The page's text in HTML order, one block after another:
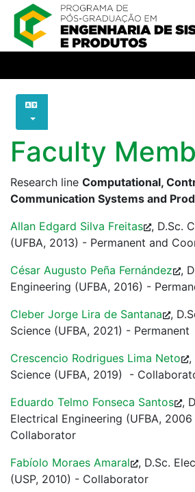
Faculty
Research line Computational,
Communication Systems and
Allan Edgard Silva Freitas , D.Sc.
(UFBA, 2013) - Permanent and
César Augusto Peña Fernández
,
Engineering (UFBA, 2016) -
Cleber Jorge Lira de Santana
,
Science (UFBA, 2021) - Permanent
Crescencio Rodrigues Lima Neto
,
Science (UFBA, 2019) -
Eduardo Telmo Fonseca Santos ,
Electrical Engineering (UFBA,
Collaborator
Fabíolo Moraes Amaral
, D.Sc.
(USP, 2010) - Collaborator